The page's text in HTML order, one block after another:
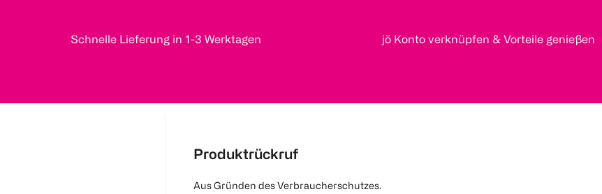
Schnelle Lieferung in 1-3 Werktagen jö Konto verknüpfen & Vorteile genießen
Produktrückruf
Aus Gründen des Verbraucherschutzes.